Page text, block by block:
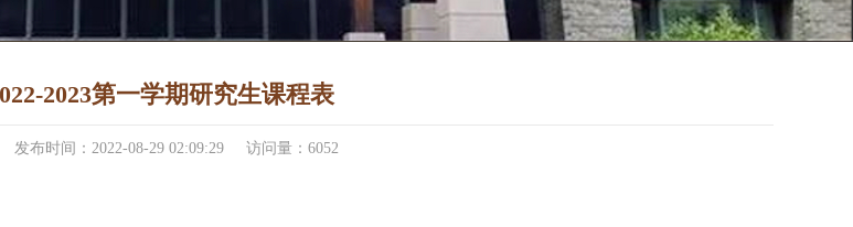
2023第一学期研究生课程表
发布时间：2022-08-29 02:09:29 访问量： 6052